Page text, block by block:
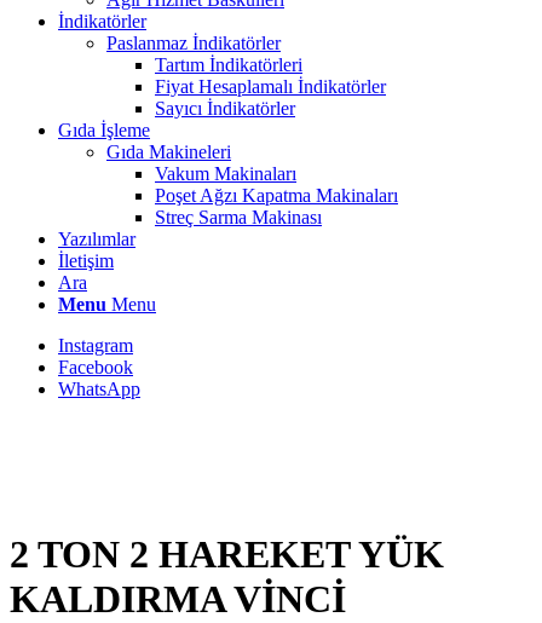
İndikatörler
Paslanmaz İndikatörler
Tartım İndikatörleri
Fiyat Hesaplamalı İndikatörler
Sayıcı İndikatörler
Gıda İşleme
Gıda Makineleri
Vakum Makinaları
Poşet Ağzı Kapatma Makinaları
Streç Sarma Makinası
Yazılımlar
İletişim
Ara
Menu Menu
Instagram
Facebook
WhatsApp
2 TON 2 HAREKET YÜK
KALDIRMA VİNCİ